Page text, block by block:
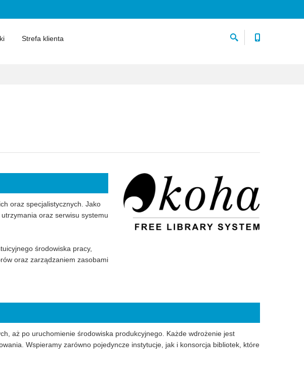
Strefa klienta
oraz specjalistycznych. Jako
oraz serwisu systemu
środowiska pracy,
oraz zarządzaniem zasobami
aż po uruchomienie środowiska produkcyjnego. Każde wdrożenie jest
Wspieramy zarówno pojedyncze instytucje, jak i konsorcja bibliotek, które